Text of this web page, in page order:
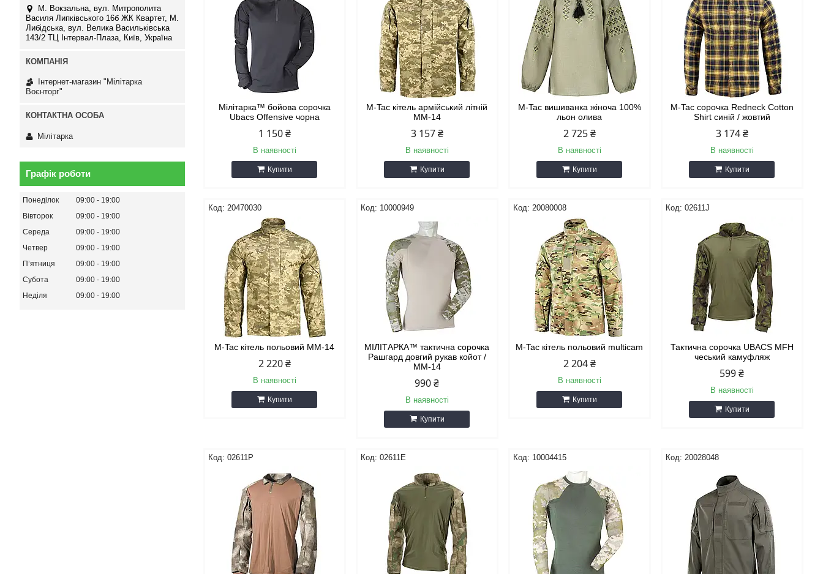
Мілітарка™ бойова сорочка
Ubacs Оffensive чорна
1 150 ₴
В наявності
Купити
M-Tac кітель армійський літній
MM-14
3 157 ₴
В наявності
Купити
M-Tac вишиванка жіноча 100%
льон олива
2 725 ₴
В наявності
Купити
M-Tac сорочка Redneck Cotton
Shirt синій / жовтий
3 174 ₴
В наявності
Купити
20470030
M-Tac кітель польовий MM-14
2 220 ₴
В наявності
Купити
10000949
МІЛІТАРКА™ тактична сорочка
Рашгард довгий рукав койот /
ММ-14
990 ₴
В наявності
Купити
20080008
M-Tac кітель польовий multicam
2 204 ₴
В наявності
Купити
02611J
Тактична сорочка UBACS MFH
чеський камуфляж
599 ₴
В наявності
Купити
02611P 02611E 10004415 20028048
М. Вокзальна, вул. Митрополита
Василя Липківського 16б ЖК Квартет, М.
Либідська, вул. Велика Васильківська
143/2 ТЦ Інтервал-Плаза, Київ, Україна
Інтернет-магазин "Мілітарка
Воєнторг"
Мілітарка
Графік роботи
Понеділок 09:00
19:00
Вівторок
09:00
19:00
Середа
09:00
19:00
Четвер
09:00
19:00
Пʼятниця
09:00
19:00
Субота
09:00
19:00
Неділя
09:00 19:00